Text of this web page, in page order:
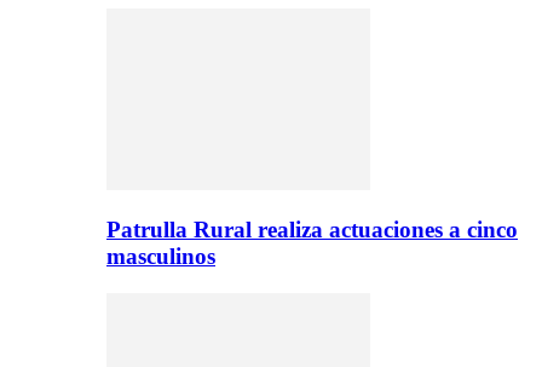
Patrulla Rural realiza actuaciones a cinco
masculinos